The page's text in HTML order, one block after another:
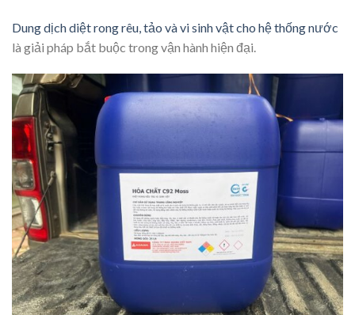
Dung dịch diệt rong rêu, tảo và vi sinh vật cho hệ thống nước
là giải pháp bắt buộc trong vận hành hiện đại.